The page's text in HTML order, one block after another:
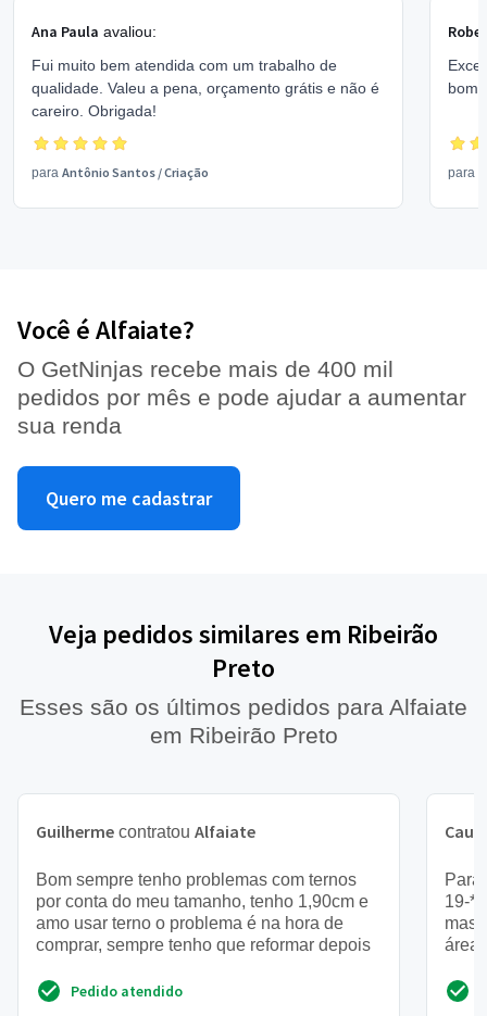
Ana Paula avaliou:
Fui muito bem atendida com um trabalho de
qualidade. Valeu a pena, orçamento grátis e não é
careiro. Obrigada!
para Antônio Santos /Criação
bom
para
Você é Alfaiate?
O GetNinjas recebe mais de 400 mil
pedidos por mês e pode ajudar a aumentar
sua renda
Quero me cadastrar
Veja pedidos similares em Ribeirão
Preto
Esses são os últimos pedidos para Alfaiate
em Ribeirão Preto
Guilherme contratou Alfaiate
Bom sempre tenho problemas com ternos
por conta do meu tamanho, tenho 1,90cm e
amo usar terno o problema é na hora de
comprar, sempre tenho que reformar depois
Pedido atendido
Cauã
Para
19-
área